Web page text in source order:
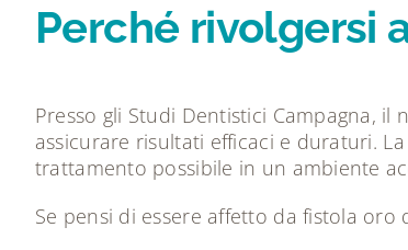
Perché rivolgersi
Presso gli Studi Dentistici Campagna,
assicurare risultati efficaci e duraturi.
trattamento possibile in un ambiente
Se pensi di essere affetto da fistola